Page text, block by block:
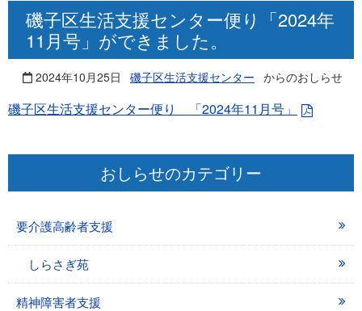
磯子区生活支援センター便り「2024年
11月号」ができました。
2024年10月25日 磯子区生活支援センター からのおしらせ
磯子区生活支援センター便り 「2024年11月号」
おしらせのカテゴリー
要介護高齢者支援
しらさぎ苑
精神障害者支援